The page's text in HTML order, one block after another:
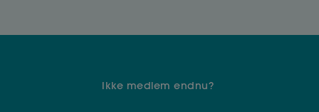
Ikke medlem endnu?